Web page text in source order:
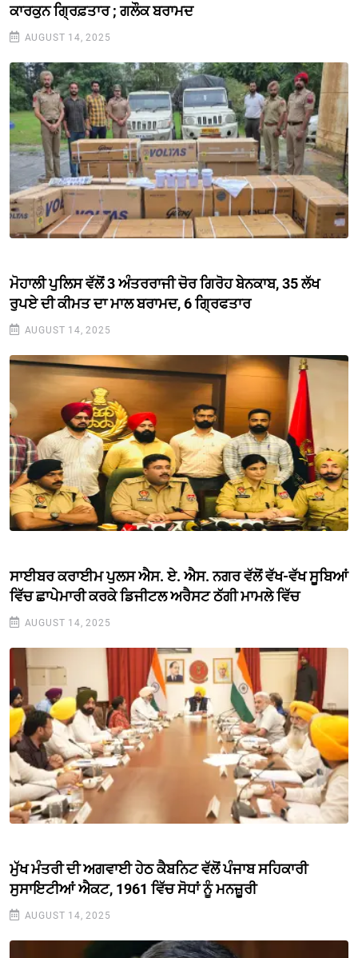
ਕਾਰਕੁਨ ਗ੍ਰਿਫ਼ਤਾਰ ; ਗਲੌਕ ਬਰਾਮਦ
AUGUST 14, 2025
ਮੋਹਾਲੀ ਪੁਲਿਸ ਵੱਲੋਂ 3 ਅੰਤਰਰਾਜੀ ਚੋਰ ਗਿਰੋਹ ਬੇਨਕਾਬ, 35 ਲੱਖ
ਰੁਪਏ ਦੀ ਕੀਮਤ ਦਾ ਮਾਲ ਬਰਾਮਦ, 6 ਗ੍ਰਿਫਤਾਰ
AUGUST 14, 2025
ਸਾਈਬਰ ਕਰਾਈਮ ਪੁਲਸ ਐਸ. ਏ. ਐਸ. ਨਗਰ ਵੱਲੋਂ ਵੱਖ-ਵੱਖ ਸੂਬਿਆਂ
ਵਿੱਚ ਛਾਪੇਮਾਰੀ ਕਰਕੇ ਡਿਜੀਟਲ ਅਰੈਸਟ ਠੱਗੀ ਮਾਮਲੇ ਵਿੱਚ
AUGUST 14, 2025
ਮੁੱਖ ਮੰਤਰੀ ਦੀ ਅਗਵਾਈ ਹੇਠ ਕੈਬਨਿਟ ਵੱਲੋਂ ਪੰਜਾਬ ਸਹਿਕਾਰੀ
ਸੁਸਾਇਟੀਆਂ ਐਕਟ, 1961 ਵਿੱਚ ਸੋਧਾਂ ਨੂੰ ਮਨਜ਼ੂਰੀ
AUGUST 14, 2025